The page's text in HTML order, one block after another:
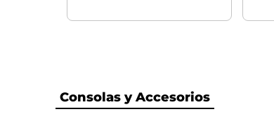
actual
Consolas y Accesorios